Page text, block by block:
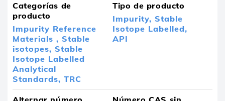
Categorías de
producto
Impurity Reference
Materials , Stable
isotopes, Stable
Isotope Labelled
Analytical
Standards, TRC
Tipo de producto
Impurity, Stable
Isotope Labelled,
API